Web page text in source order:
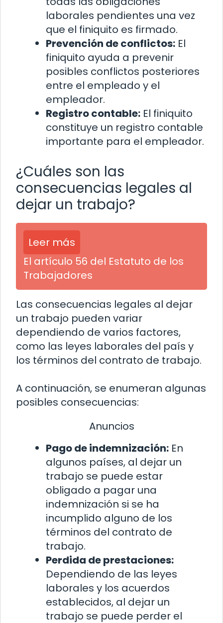
laborales pendientes una vez
que el finiquito es firmado.
Prevención de conflictos: El
finiquito ayuda a prevenir
posibles conflictos posteriores
entre el empleado y el
empleador.
Registro contable: El finiquito
constituye un registro contable
importante para el empleador.
¿Cuáles son las
consecuencias legales al
dejar un trabajo?
Leer más
El artículo 56 del Estatuto de los
Trabajadores
Las consecuencias legales al dejar
un trabajo pueden variar
dependiendo de varios factores,
como las leyes laborales del país y
los términos del contrato de trabajo.
A continuación, se enumeran algunas
posibles consecuencias:
Anuncios
Pago de indemnización: En
algunos países, al dejar un
trabajo se puede estar
obligado a pagar una
indemnización si se ha
incumplido alguno de los
términos del contrato de
trabajo.
Perdida de prestaciones:
Dependiendo de las leyes
laborales y los acuerdos
establecidos, al dejar un
trabajo se puede perder el